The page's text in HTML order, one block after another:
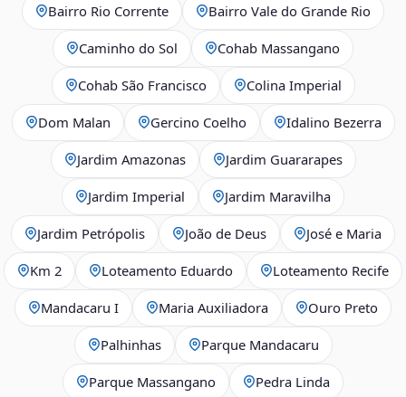
Bairro Rio Corrente Bairro Vale do Grande Rio
Caminho do Sol Cohab Massangano
Cohab São Francisco Colina Imperial
Dom Malan Gercino Coelho Idalino Bezerra
Jardim Amazonas Jardim Guararapes
Jardim Imperial Jardim Maravilha
Jardim Petrópolis João de Deus José e Maria
Km 2 Loteamento Eduardo Loteamento Recife
Mandacaru I Maria Auxiliadora Ouro Preto
Palhinhas Parque Mandacaru
Parque Massangano Pedra Linda